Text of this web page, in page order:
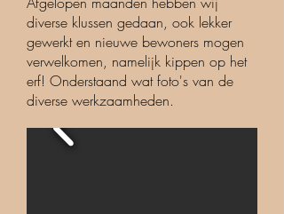
diverse klussen gedaan, ook lekker
gewerkt en nieuwe bewoners mogen
verwelkomen, namelijk kippen op het
erf! Onderstaand wat foto's van de
diverse werkzaamheden.